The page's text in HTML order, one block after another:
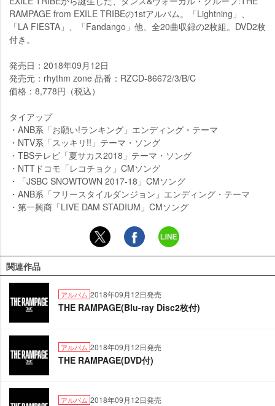
RAMPAGE from EXILE TRIBEの1stアルバム。「Lightning」、
「LA FIESTA」、「Fandango」他、全20曲収録の2枚組。DVD2枚
付き。
発売日：2018年09月12日
発売元：rhythm zone 品番：RZCD-86672/3/B/C
価格：8,778円（税込）
タイアップ
・ANB系「お願い!ランキング」エンディング・テーマ
・NTV系「スッキリ!!」テーマ・ソング
・TBSテレビ「夏サカス2018」テーマ・ソング
・NTTドコモ「レコチョク」CMソング
・「JSBC SNOWTOWN 2017-18」CMソング
・ANB系「フリースタイルダンジョン」エンディング・テーマ
・第一興商「LIVE DAM STADIUM」CMソング
関連作品
アルバム 2018年09月12日発売
THE RAMPAGE(Blu-ray Disc2枚付)
アルバム 2018年09月12日発売
THE RAMPAGE(DVD付)
アルバム 2018年09月12日発売